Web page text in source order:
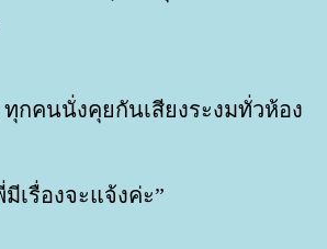
ทุกคนนั่งคุยกันเสียงระงมทั่วห้อง
เรื่องจะแจ้งค่ะ”